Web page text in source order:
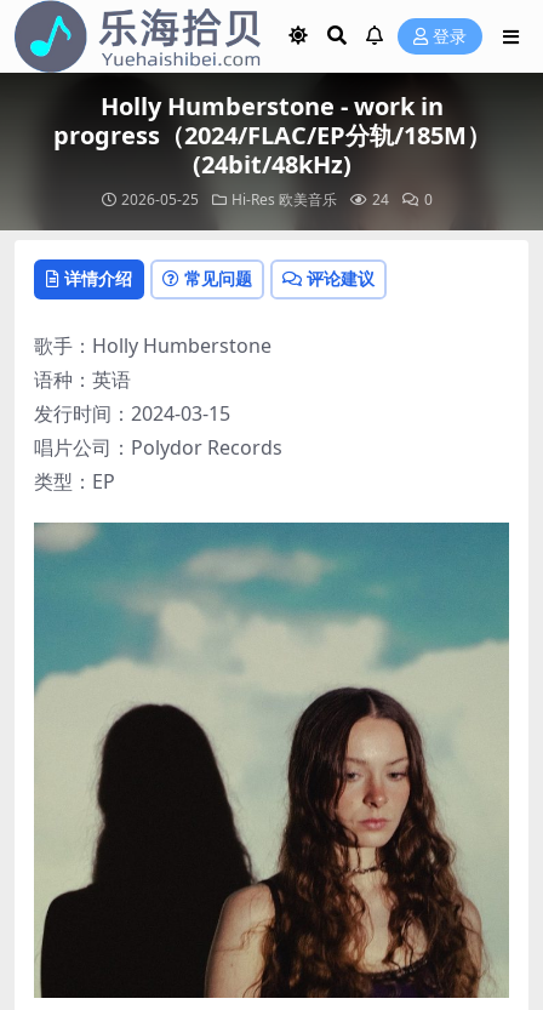
登录
Holly Humberstone - work in
progress（2024/FLAC/EP分轨/185M）
(24bit/48kHz)
2026-05-25 Hi-Res 欧美音乐 24 0
详情介绍 常见问题 评论建议
歌手：Holly Humberstone
语种：英语
发行时间：2024-03-15
唱片公司：Polydor Records
类型：EP